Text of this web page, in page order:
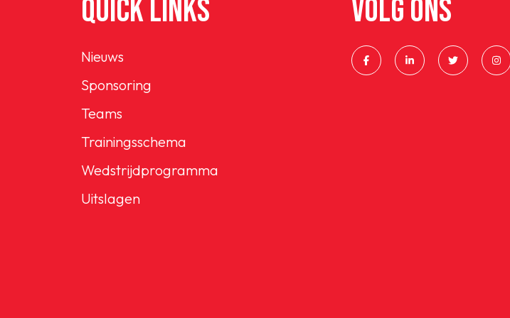
QUICK LINKS
Nieuws
Sponsoring
Teams
Trainingsschema
Wedstrijdprogramma
Uitslagen
VOLG ONS